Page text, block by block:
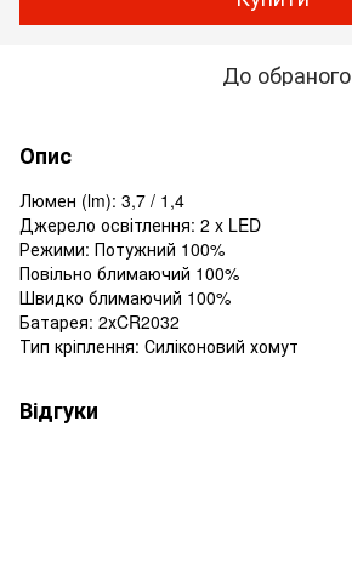
До обраного
Опис
Люмен (lm): 3,7 / 1,4
Джерело освітлення: 2 x LED
Режими: Потужний 100%
Повільно блимаючий 100%
Швидко блимаючий 100%
Батарея: 2хCR2032
Тип кріплення: Силіконовий хомут
Відгуки